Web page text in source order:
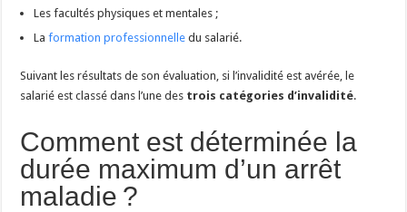
Les facultés physiques et mentales ;
Laformation professionnelle du salarié.
Suivant les résultats de son évaluation, si l’invalidité est avérée, le
salarié est classé dans l’une des trois catégories d’invalidité.
Comment est déterminée la
durée maximum d’un arrêt
maladie ?